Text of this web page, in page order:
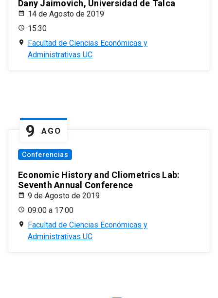
Dany Jaimovich, Universidad de Talca
14 de Agosto de 2019
15:30
Facultad de Ciencias Económicas y
Administrativas UC
9 AGO
Conferencias
Economic History and Cliometrics Lab:
Seventh Annual Conference
9 de Agosto de 2019
09:00 a 17:00
Facultad de Ciencias Económicas y
Administrativas UC